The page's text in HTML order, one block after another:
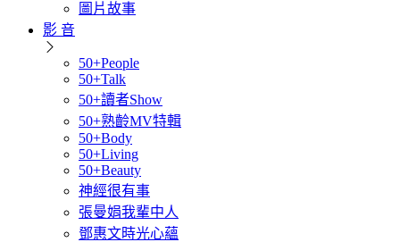
圖片故事
影 音
50+People
50+Talk
50+讀者Show
50+熟齡MV特輯
50+Body
50+Living
50+Beauty
神經很有事
張曼娟我輩中人
鄧惠文時光心蘊